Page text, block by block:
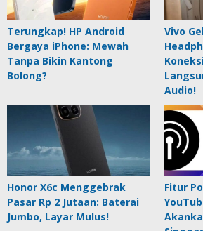
Terungkap! HP Android
Bergaya iPhone: Mewah
Tanpa Bikin Kantong
Bolong?
Vivo
Audio!
Honor X6c Menggebrak
Pasar Rp 2 Jutaan: Baterai
Jumbo, Layar Mulus!
Fitur